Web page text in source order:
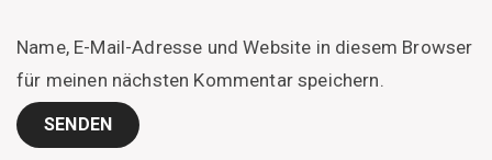
Name, E-Mail-Adresse und Website in diesem Browser
für meinen nächsten Kommentar speichern.